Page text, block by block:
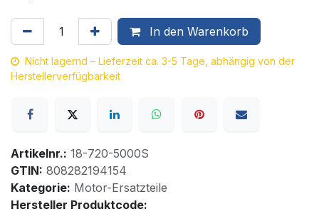
In den Warenkorb
Nicht lagernd – Lieferzeit ca. 3-5 Tage, abhängig von der
Herstellerverfügbarkeit
Artikelnr.: 18-720-5000S
GTIN: 808282194154
Kategorie: Motor-Ersatzteile
Hersteller Produktcode: